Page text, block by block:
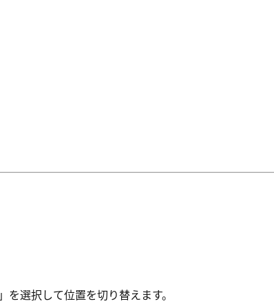
」を選択して位置を切り替えます。